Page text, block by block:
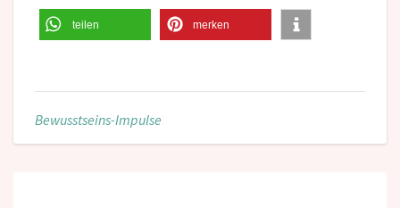
teilen merken
Bewusstseins-Impulse